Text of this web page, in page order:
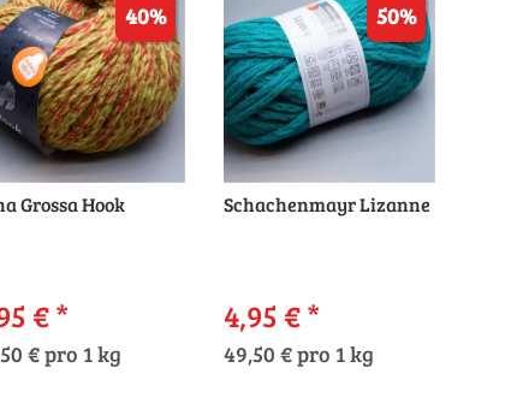
40%
Grossa Hook
€*
€ pro 1 kg
50%
Schachenmayr Lizanne
4,95 €*
49,50 € pro 1 kg